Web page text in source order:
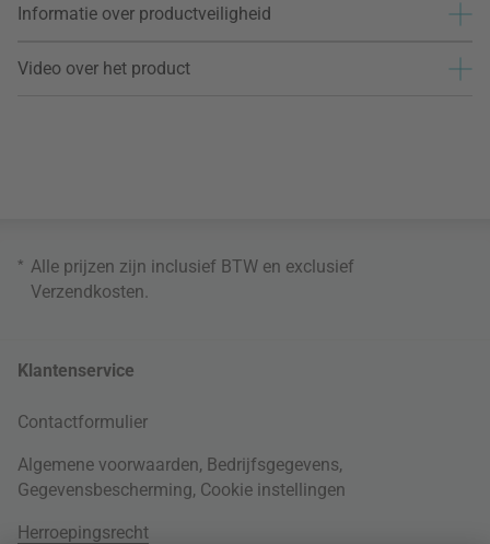
Informatie over productveiligheid
Video over het product
* Alle prijzen zijn inclusief BTW en exclusief
Verzendkosten
Klantenservice
Contactformulier
Algemene voorwaarden, Bedrijfsgegevens,
Gegevensbescherming, Cookie instellingen
Herroepingsrecht